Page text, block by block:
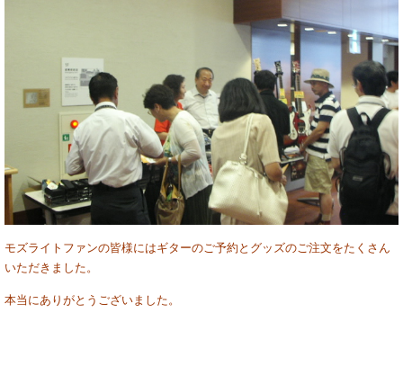
モズライトファンの皆様にはギターのご予約とグッズのご注文をたくさん
いただきました。
本当にありがとうございました。